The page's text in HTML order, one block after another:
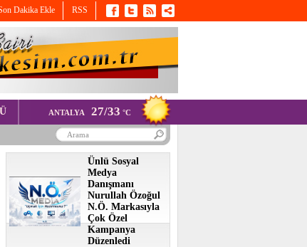
Dakika Ekle RSS
ANTALYA 27/33 °C
Ünlü Sosyal
Medya
Danışmanı
Nurullah Özoğul
N.Ö. Markasıyla
Çok Özel
Kampanya
Düzenledi